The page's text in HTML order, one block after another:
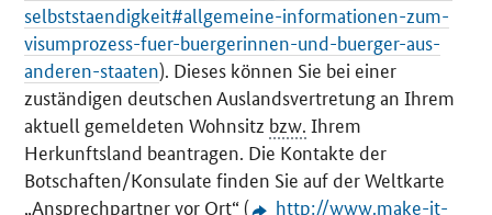
selbststaendigkeit#allgemeine-informationen-zum-
visumprozess-fuer-buergerinnen-und-buerger-aus-
anderen-staaten). Dieses können Sie bei einer
zuständigen deutschen Auslandsvertretung an Ihrem
aktuell gemeldeten Wohnsitz bzw. Ihrem
Herkunftsland beantragen. Die Kontakte der
Botschaften/Konsulate finden Sie auf der Weltkarte
„Ansprechpartner vor Ort“ (
http://www.make-it-